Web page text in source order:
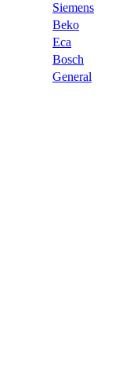
Siemens
Beko
Eca
Bosch
General